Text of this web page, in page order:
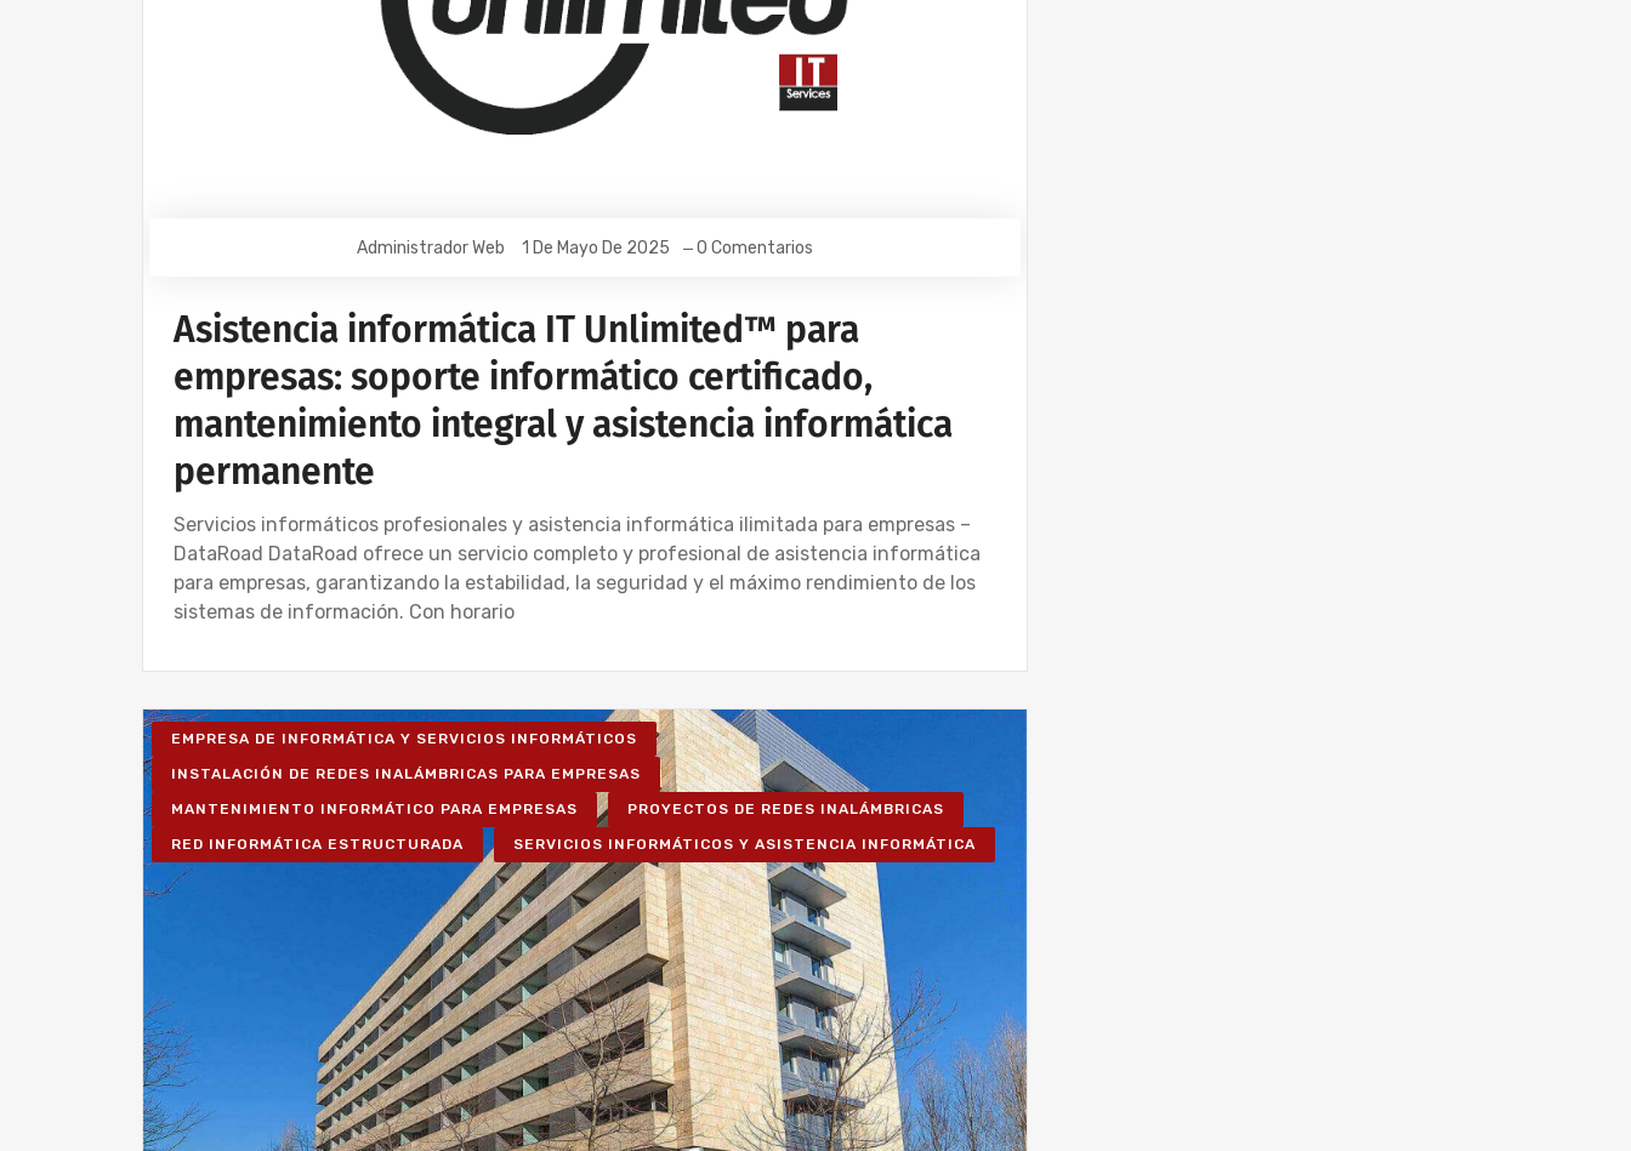
Administrador Web 1 De Mayo De 2025 0 Comentarios
Asistencia informática IT Unlimited™ para
empresas: soporte informático certificado,
mantenimiento integral y asistencia informática
permanente
Servicios informáticos profesionales y asistencia informática ilimitada para empresas –
DataRoad DataRoad ofrece un servicio completo y profesional de asistencia informática
para empresas, garantizando la estabilidad, la seguridad y el máximo rendimiento de los
sistemas de información. Con horario
EMPRESA DE INFORMÁTICA Y SERVICIOS INFORMÁTICOS
INSTALACIÓN DE REDES INALÁMBRICAS PARA EMPRESAS
MANTENIMIENTO INFORMÁTICO PARA EMPRESAS PROYECTOS DE REDES INALÁMBRICAS
RED INFORMÁTICA ESTRUCTURADA SERVICIOS INFORMÁTICOS Y ASISTENCIA INFORMÁTICA